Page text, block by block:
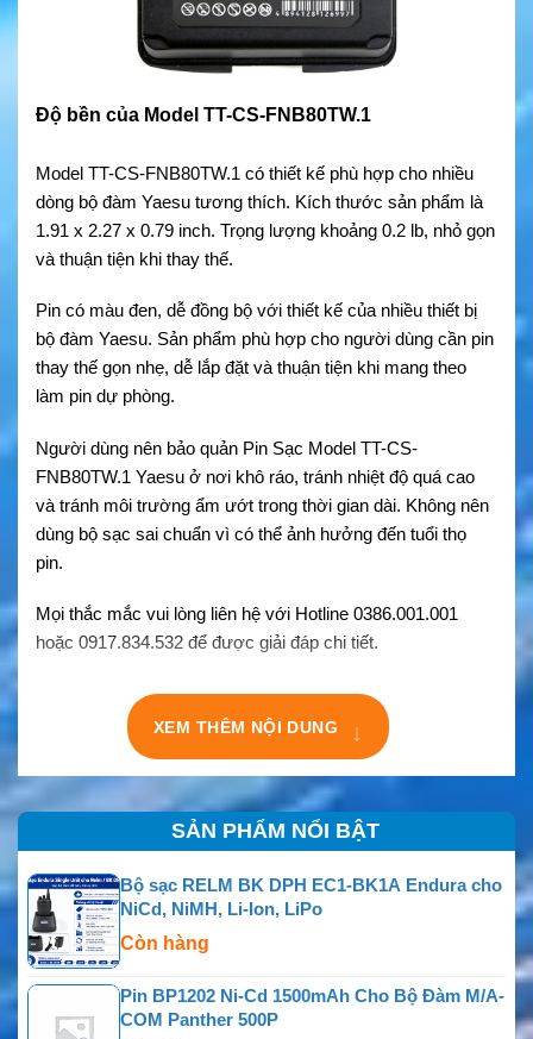
Độ bền của Model TT-CS-FNB80TW.1
Model TT-CS-FNB80TW.1 có thiết kế phù hợp cho nhiều
dòng bộ đàm Yaesu tương thích. Kích thước sản phẩm là
1.91 x 2.27 x 0.79 inch. Trọng lượng khoảng 0.2 lb, nhỏ gọn
và thuận tiện khi thay thế.
Pin có màu đen, dễ đồng bộ với thiết kế của nhiều thiết bị
bộ đàm Yaesu. Sản phẩm phù hợp cho người dùng cần pin
thay thế gọn nhẹ, dễ lắp đặt và thuận tiện khi mang theo
làm pin dự phòng.
Người dùng nên bảo quản Pin Sạc Model TT-CS-
FNB80TW.1 Yaesu ở nơi khô ráo, tránh nhiệt độ quá cao
và tránh môi trường ẩm ướt trong thời gian dài. Không nên
dùng bộ sạc sai chuẩn vì có thể ảnh hưởng đến tuổi thọ
pin.
Mọi thắc mắc vui lòng liên hệ với Hotline 0386.001.001
hoặc 0917.834.532 để được giải đáp chi tiết.
XEM THÊM NỘI DUNG ↓
SẢN PHẨM NỔI BẬT
Bộ sạc RELM BK DPH EC1-BK1A Endura cho
NiCd, NiMH, Li-Ion, LiPo
Còn hàng
Pin BP1202 Ni-Cd 1500mAh Cho Bộ Đàm M/A-
COM Panther 500P